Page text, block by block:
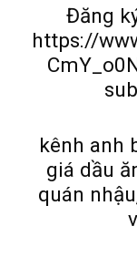
Đăng
https://
kênh anh
giá dầu
quán